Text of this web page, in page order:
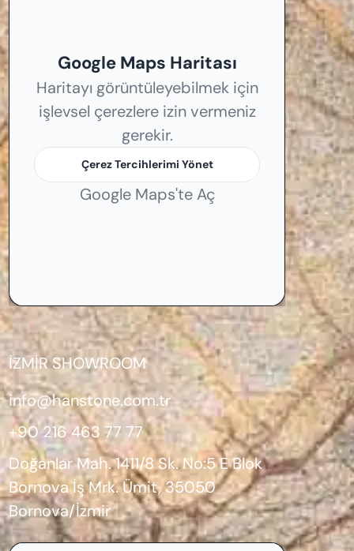
Google Maps Haritası
Haritayı görüntüleyebilmek için
işlevsel çerezlere izin vermeniz
gerekir.
Çerez Tercihlerimi Yönet
Google Maps'te Aç
İZMİR SHOWROOM
info@hanstone.com.tr
+90 216 463 77 77
Doğanlar Mah. 1411/8 Sk. No:5 E Blok
Bornova İş Mrk. Ümit, 35050
Bornova/İzmir